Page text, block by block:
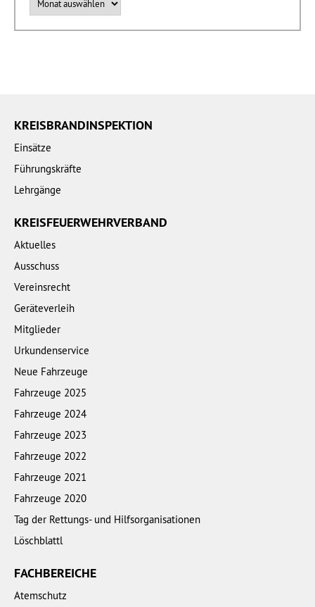
KREISBRANDINSPEKTION
Einsätze
Führungskräfte
Lehrgänge
KREISFEUERWEHRVERBAND
Aktuelles
Ausschuss
Vereinsrecht
Geräteverleih
Mitglieder
Urkundenservice
Neue Fahrzeuge
Fahrzeuge 2025
Fahrzeuge 2024
Fahrzeuge 2023
Fahrzeuge 2022
Fahrzeuge 2021
Fahrzeuge 2020
Tag der Rettungs- und Hilfsorganisationen
Löschblattl
FACHBEREICHE
Atemschutz